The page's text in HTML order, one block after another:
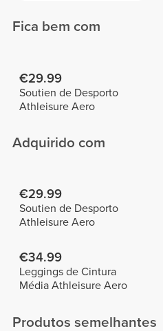
Fica bem com
€29.99
Soutien de Desporto
Athleisure Aero
Adquirido com
€29.99
Soutien de Desporto
Athleisure Aero
€34.99
Leggings de Cintura
Média Athleisure Aero
Produtos semelhantes